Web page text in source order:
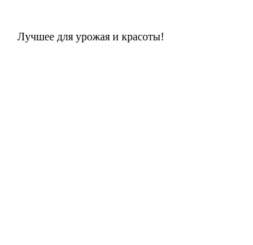
Лучшее для урожая и красоты!